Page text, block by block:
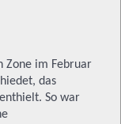
Zone im Februar
das
So war